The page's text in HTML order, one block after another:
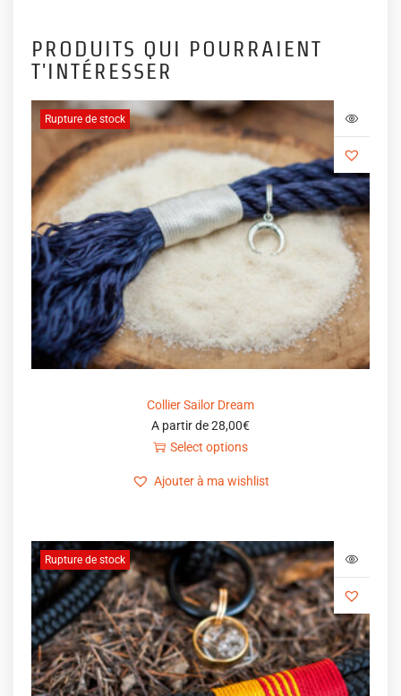
PRODUITS QUI POURRAIENT
T'INTÉRESSER
Rupture de stock
Collier Sailor Dream
A partir de28,00€
Select options
Ajouter à ma wishlist
Rupture de stock